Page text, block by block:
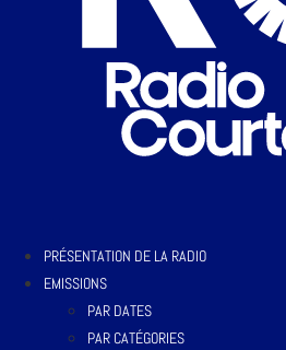
PRÉSENTATION DE LA RADIO
EMISSIONS
PAR DATES
PAR CATÉGORIES